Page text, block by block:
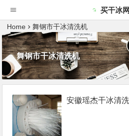
买干冰网
Home 舞钢市干冰清洗机
舞钢市干冰清洗机
安徽瑶杰干冰清